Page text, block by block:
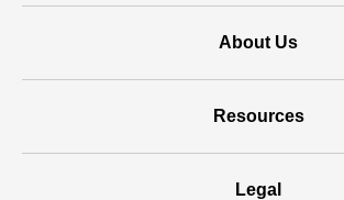
About Us
Resources
Legal